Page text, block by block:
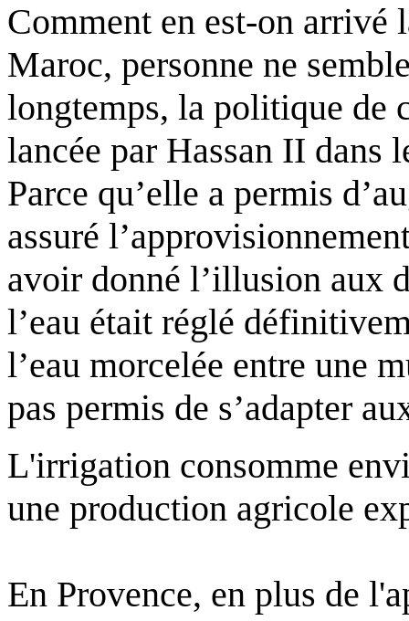
Comment en est-on arrivé
Maroc, personne ne
longtemps, la politique de
lancée par Hassan II dans
Parce qu’elle a permis
assuré
avoir donné l’illusion aux
l’eau était réglé
l’eau morcelée entre une
pas permis de s’adapter
L'irrigation consomme
une production agricole
En Provence, en plus de